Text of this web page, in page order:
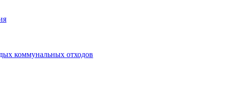
коммунальных отходов